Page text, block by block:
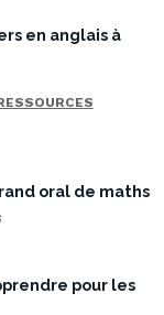
en anglais à
oral de maths
pour les